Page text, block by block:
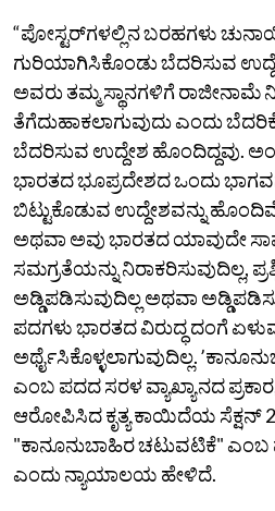
“ಪೋಸ್ಟರ್‌ಗಳಲ್ಲಿನ ಬರಹಗಳು
ಗುರಿಯಾಗಿಸಿಕೊಂಡು ಬೆದರಿಸುವ
ಅವರು ತಮ್ಮ ಸ್ಥಾನಗಳಿಗೆ ರಾಜೀನಾಮೆ
ತೆಗೆದುಹಾಕಲಾಗುವುದು ಎಂದು
ಬೆದರಿಸುವ ಉದ್ದೇಶ ಹೊಂದಿದ್ದವು.
ಭಾರತದ ಭೂಪ್ರದೇಶದ ಒಂದು
ಬಿಟ್ಟುಕೊಡುವ ಉದ್ದೇಶವನ್ನು
ಅಥವಾ ಅವು ಭಾರತದ ಯಾವುದೇ
ಸಮಗ್ರತೆಯನ್ನು ನಿರಾಕರಿಸುವುದಿಲ್ಲ,
ಅಡ್ಡಿಪಡಿಸುವುದಿಲ್ಲ ಅಥವಾ
ಪದಗಳು ಭಾರತದ ವಿರುದ್ಧ ದಂಗೆ
ಅರ್ಥೈಸಿಕೊಳ್ಳಲಾಗುವುದಿಲ್ಲ.
ಎಂಬ ಪದದ ಸರಳ ವ್ಯಾಖ್ಯಾನದ
ಆರೋಪಿಸಿದ ಕೃತ್ಯ ಕಾಯಿದೆಯ ಸೆಕ್ಷನ್
"ಕಾನೂನುಬಾಹಿರ ಚಟುವಟಿಕೆ" ಎಂಬ
ಎಂದು ನ್ಯಾಯಾಲಯ ಹೇಳಿದೆ.